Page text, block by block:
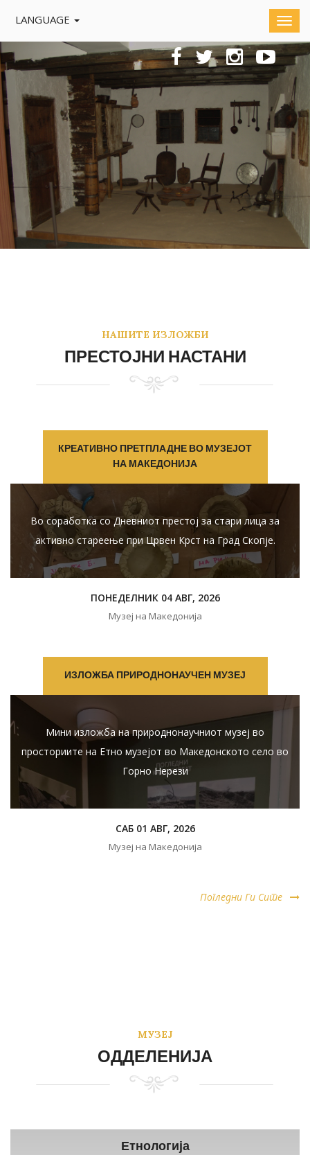
LANGUAGE
НАШИТЕ ИЗЛОЖБИ
ПРЕСТОЈНИ НАСТАНИ
КРЕАТИВНО ПРЕТПЛАДНЕ ВО МУЗЕЈОТ
НА МАКЕДОНИЈА
Во соработка со Дневниот престој за стари лица за
активно стареење при Црвен Крст на Град Скопје.
ПОНЕДЕЛНИК 04 АВГ, 2026
Музеј на Македонија
ИЗЛОЖБА ПРИРОДНОНАУЧЕН МУЗЕЈ
Мини изложба на природнонаучниот музеј во
просториите на Етно музејот во Македонското село во
Горно Нерези
САБ 01 АВГ, 2026
Музеј на Македонија
Погледни Ги Сите
МУЗЕЈ
ОДДЕЛЕНИЈА
Етнологија